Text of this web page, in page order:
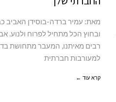
מאת: עמיר ברדה-בוסידן האביב
ובחוץ הכל מתחיל לפרוח ולנוע.
רבים מאיתנו, המעבר מתחושת
למעורבות חברתית
קרא עוד ←